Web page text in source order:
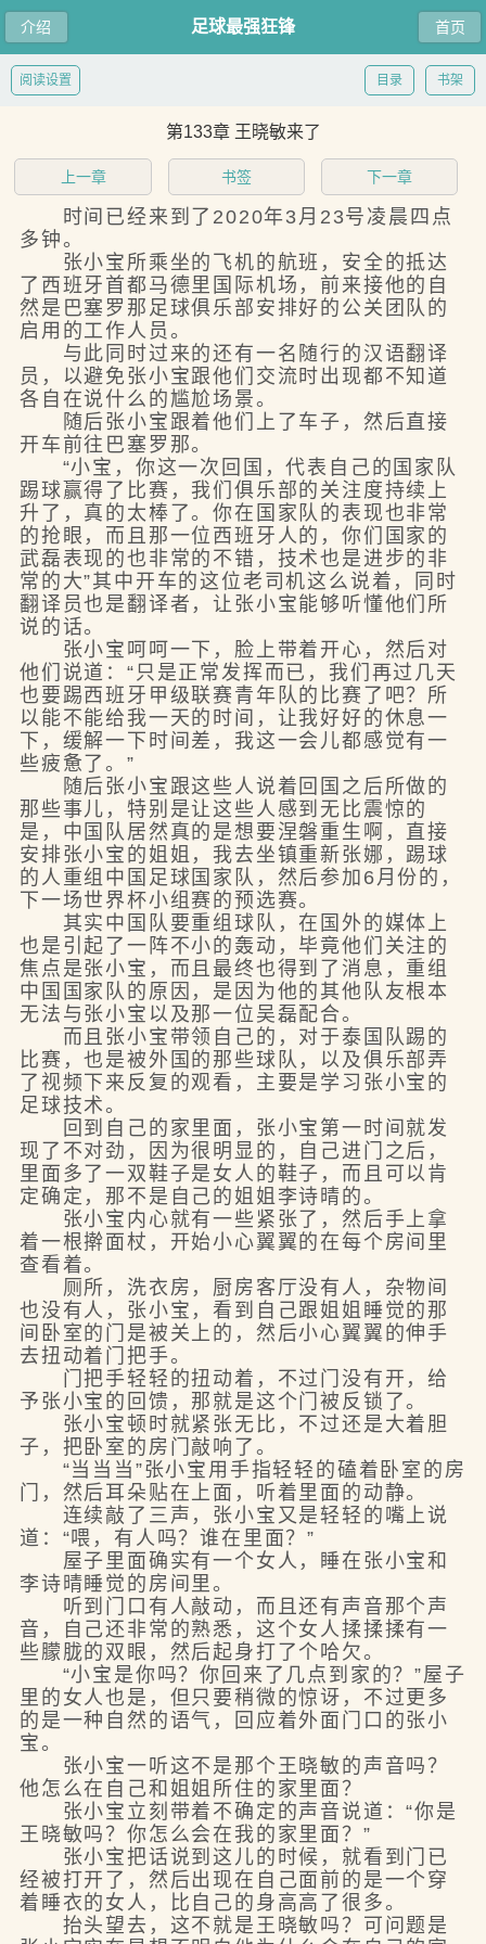
介绍 首页
足球最强狂锋
书架
目录
阅读设置
第133章 王晓敏来了
上一章 书签 下一章
时间已经来到了2020年3月23号凌晨四点
多钟。
张小宝所乘坐的飞机的航班，安全的抵达
了西班牙首都马德里国际机场，前来接他的自
然是巴塞罗那足球俱乐部安排好的公关团队的
启用的工作人员。
与此同时过来的还有一名随行的汉语翻译
员，以避免张小宝跟他们交流时出现都不知道
各自在说什么的尴尬场景。
随后张小宝跟着他们上了车子，然后直接
开车前往巴塞罗那。
“小宝，你这一次回国，代表自己的国家队
踢球赢得了比赛，我们俱乐部的关注度持续上
升了，真的太棒了。你在国家队的表现也非常
的抢眼，而且那一位西班牙人的，你们国家的
武磊表现的也非常的不错，技术也是进步的非
常的大”其中开车的这位老司机这么说着，同时
翻译员也是翻译者，让张小宝能够听懂他们所
说的话。
张小宝呵呵一下，脸上带着开心，然后对
他们说道：“只是正常发挥而已，我们再过几天
也要踢西班牙甲级联赛青年队的比赛了吧？所
以能不能给我一天的时间，让我好好的休息一
下，缓解一下时间差，我这一会儿都感觉有一
些疲惫了。”
随后张小宝跟这些人说着回国之后所做的
那些事儿，特别是让这些人感到无比震惊的
是，中国队居然真的是想要涅磐重生啊，直接
安排张小宝的姐姐，我去坐镇重新张娜，踢球
的人重组中国足球国家队，然后参加6月份的，
下一场世界杯小组赛的预选赛。
其实中国队要重组球队，在国外的媒体上
也是引起了一阵不小的轰动，毕竟他们关注的
焦点是张小宝，而且最终也得到了消息，重组
中国国家队的原因，是因为他的其他队友根本
无法与张小宝以及那一位吴磊配合。
而且张小宝带领自己的，对于泰国队踢的
比赛，也是被外国的那些球队，以及俱乐部弄
了视频下来反复的观看，主要是学习张小宝的
足球技术。
回到自己的家里面，张小宝第一时间就发
现了不对劲，因为很明显的，自己进门之后，
里面多了一双鞋子是女人的鞋子，而且可以肯
定确定，那不是自己的姐姐李诗晴的。
张小宝内心就有一些紧张了，然后手上拿
着一根擀面杖，开始小心翼翼的在每个房间里
查看着。
厕所，洗衣房，厨房客厅没有人，杂物间
也没有人，张小宝，看到自己跟姐姐睡觉的那
间卧室的门是被关上的，然后小心翼翼的伸手
去扭动着门把手。
门把手轻轻的扭动着，不过门没有开，给
予张小宝的回馈，那就是这个门被反锁了。
张小宝顿时就紧张无比，不过还是大着胆
子，把卧室的房门敲响了。
“当当当”张小宝用手指轻轻的磕着卧室的房
门，然后耳朵贴在上面，听着里面的动静。
连续敲了三声，张小宝又是轻轻的嘴上说
道：“喂，有人吗？谁在里面？”
屋子里面确实有一个女人，睡在张小宝和
李诗晴睡觉的房间里。
听到门口有人敲动，而且还有声音那个声
音，自己还非常的熟悉，这个女人揉揉揉有一
些朦胧的双眼，然后起身打了个哈欠。
“小宝是你吗？你回来了几点到家的？”屋子
里的女人也是，但只要稍微的惊讶，不过更多
的是一种自然的语气，回应着外面门口的张小
宝。
张小宝一听这不是那个王晓敏的声音吗？
他怎么在自己和姐姐所住的家里面？
张小宝立刻带着不确定的声音说道：“你是
王晓敏吗？你怎么会在我的家里面？”
张小宝把话说到这儿的时候，就看到门已
经被打开了，然后出现在自己面前的是一个穿
着睡衣的女人，比自己的身高高了很多。
抬头望去，这不就是王晓敏吗？可问题是